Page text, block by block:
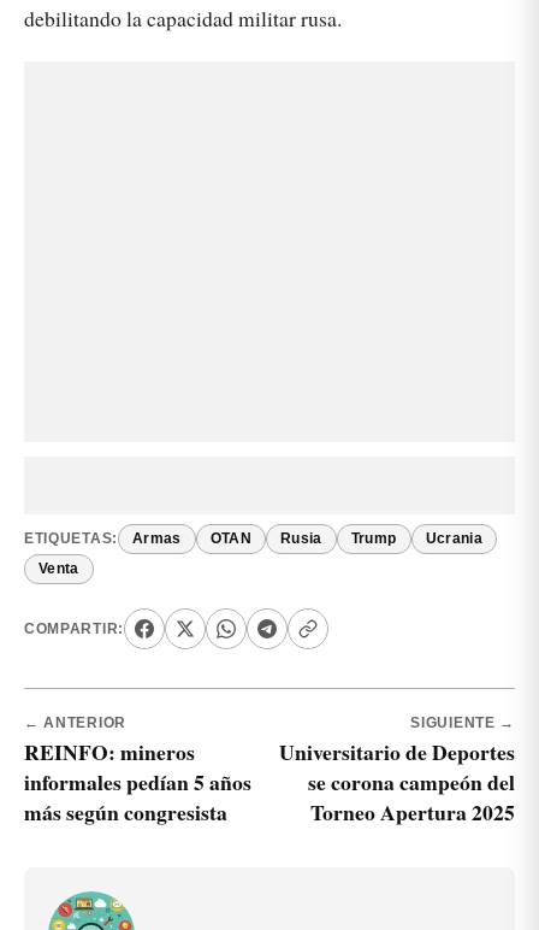
debilitando la capacidad militar rusa.
ETIQUETAS: Armas OTAN Rusia Trump Ucrania
Venta
COMPARTIR:
← ANTERIOR
REINFO: mineros
informales pedían 5 años
más según congresista
SIGUIENTE →
Universitario de Deportes
se corona campeón del
Torneo Apertura 2025